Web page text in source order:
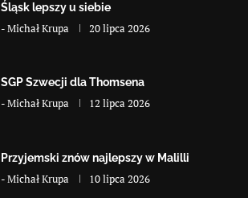
Śląsk lepszy u siebie
-Michał Krupa 20 lipca 2026
SGP Szwecji dla Thomsena
-Michał Krupa 12 lipca 2026
Przyjemski znów najlepszy w Malilli
-Michał Krupa 10 lipca 2026